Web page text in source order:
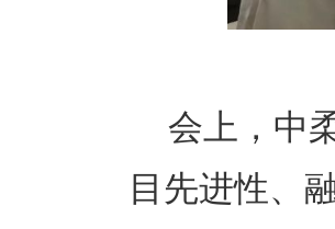
会上，中
目先进性、